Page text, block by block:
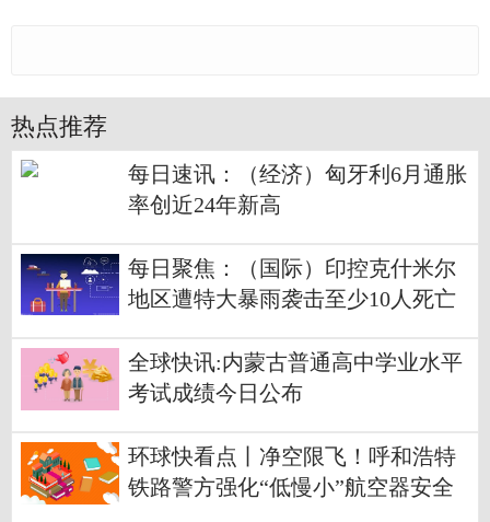
热点推荐
每日速讯：（经济）匈牙利6月通胀
率创近24年新高
每日聚焦：（国际）印控克什米尔
地区遭特大暴雨袭击至少10人死亡
全球快讯:内蒙古普通高中学业水平
考试成绩今日公布
环球快看点丨净空限飞！呼和浩特
铁路警方强化“低慢小”航空器安全